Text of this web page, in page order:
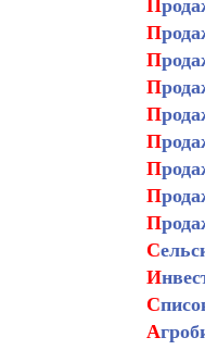
П
П
П
П
П
П
П
П
П
С
И
С
А